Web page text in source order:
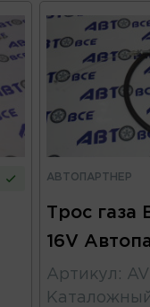
АВТОПАРТНЕР
Трос газа
16V
Артикул :